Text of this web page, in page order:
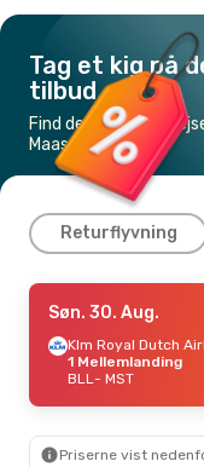
Tag et kig på
tilbud
Find de billigste
Maastricht
Returflyvning
Man. 24. Aug.
1 Mellemlanding
BLL- MST
1 Mellemlanding
Søn. 30. Aug.
1 Mellemlanding
BLL- MST
Priserne vist